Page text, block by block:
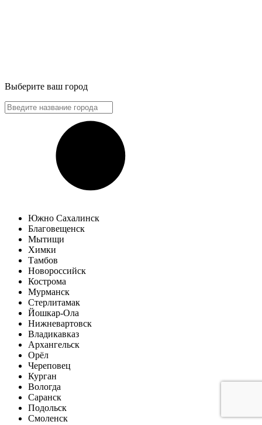
Выберите ваш город
Южно Сахалинск
Благовещенск
Мытищи
Химки
Тамбов
Новороссийск
Кострома
Мурманск
Стерлитамак
Йошкар-Ола
Нижневартовск
Владикавказ
Архангельск
Орёл
Череповец
Курган
Вологда
Саранск
Подольск
Смоленск